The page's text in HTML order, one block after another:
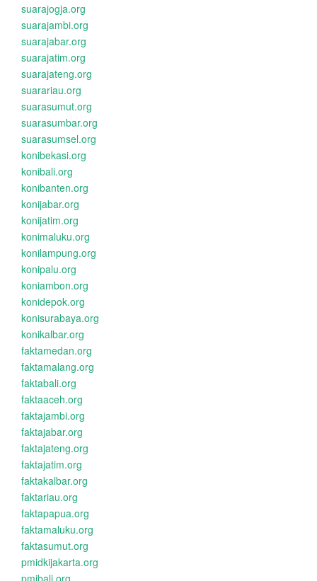
suarajogja.org
suarajambi.org
suarajabar.org
suarajatim.org
suarajateng.org
suarariau.org
suarasumut.org
suarasumbar.org
suarasumsel.org
konibekasi.org
konibali.org
konibanten.org
konijabar.org
konijatim.org
konimaluku.org
konilampung.org
konipalu.org
koniambon.org
konidepok.org
konisurabaya.org
konikalbar.org
faktamedan.org
faktamalang.org
faktabali.org
faktaaceh.org
faktajambi.org
faktajabar.org
faktajateng.org
faktajatim.org
faktakalbar.org
faktariau.org
faktapapua.org
faktamaluku.org
faktasumut.org
pmidkijakarta.org
pmibali.org